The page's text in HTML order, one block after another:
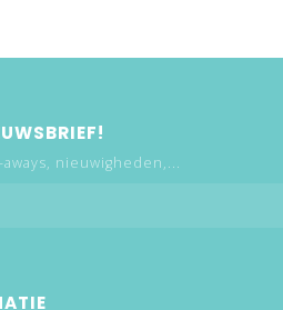
nieuwigheden,...